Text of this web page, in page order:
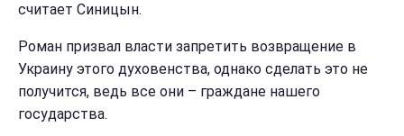
считает Синицын.
Роман призвал власти запретить возвращение в
Украину этого духовенства, однако сделать это не
получится, ведь все они – граждане нашего
государства.